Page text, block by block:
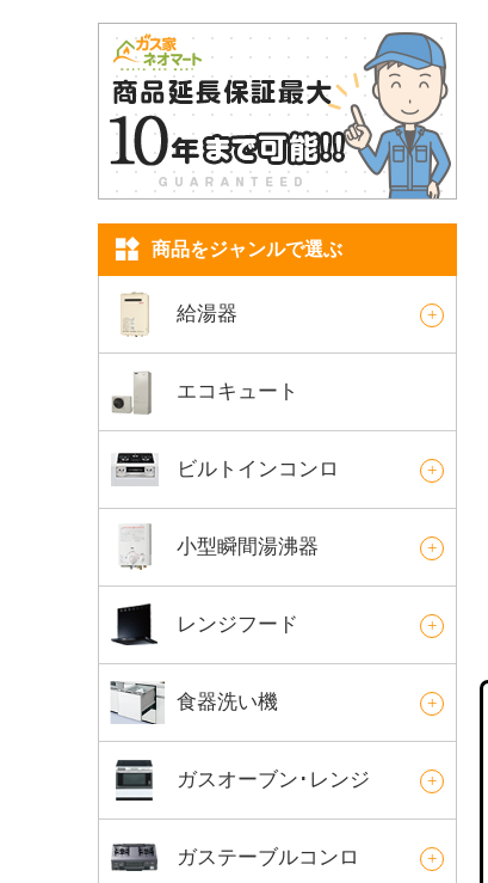
商品をジャンルで選ぶ
給湯器
エコキュート
ビルトインコンロ
小型瞬間湯沸器
レンジフード
食器洗い機
ガスオーブン･レンジ
ガステーブルコンロ